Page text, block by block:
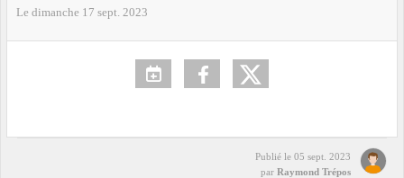
Le dimanche 17 sept. 2023
Publié le 05 sept. 2023
par Raymond Trépos